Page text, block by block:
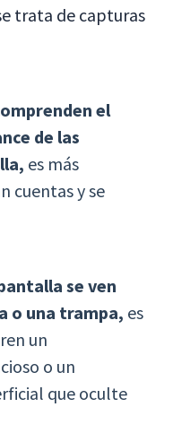
trata de capturas
el
de las
es más
cuentas y se
se ven
o una trampa, es
un
o un
que oculte